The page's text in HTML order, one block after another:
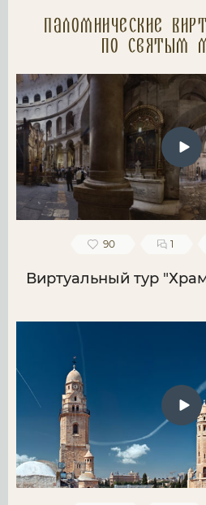
Паломнические
по святым
90 1
Виртуальный тур